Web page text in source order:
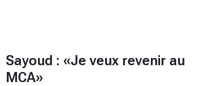
Sayoud : «Je veux revenir au
MCA»